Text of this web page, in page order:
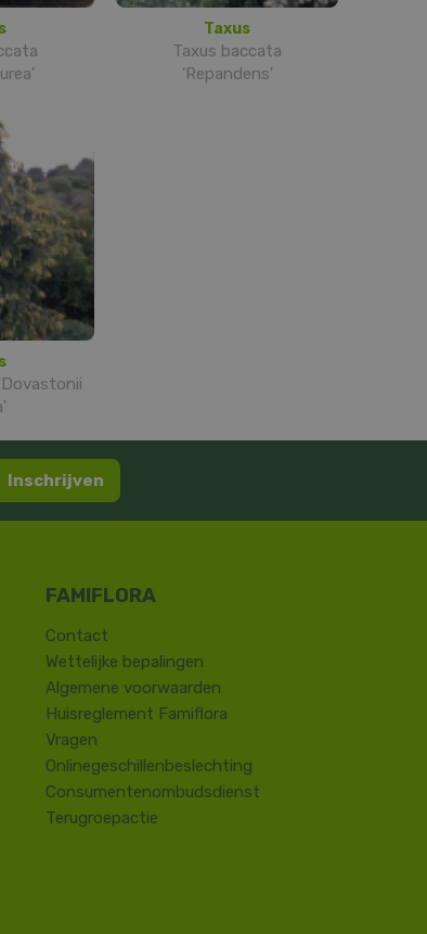
Taxus
Taxus baccata
'Repandens'
Inschrijven
Contact
​Wettelijke bepalingen
Algemene voorwaarden
Huisreglement Famiflora
Vragen
Onlinegeschillenbeslechting
Consumentenombudsdienst
Terugroepactie